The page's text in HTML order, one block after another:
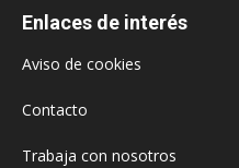
Enlaces de interés
Aviso de cookies
Contacto
Trabaja con nosotros